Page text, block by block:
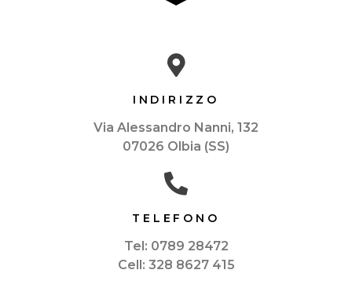
INDIRIZZO
Via Alessandro Nanni, 132
07026 Olbia (SS)
TELEFONO
Tel: 0789 28472
Cell: 328 8627 415